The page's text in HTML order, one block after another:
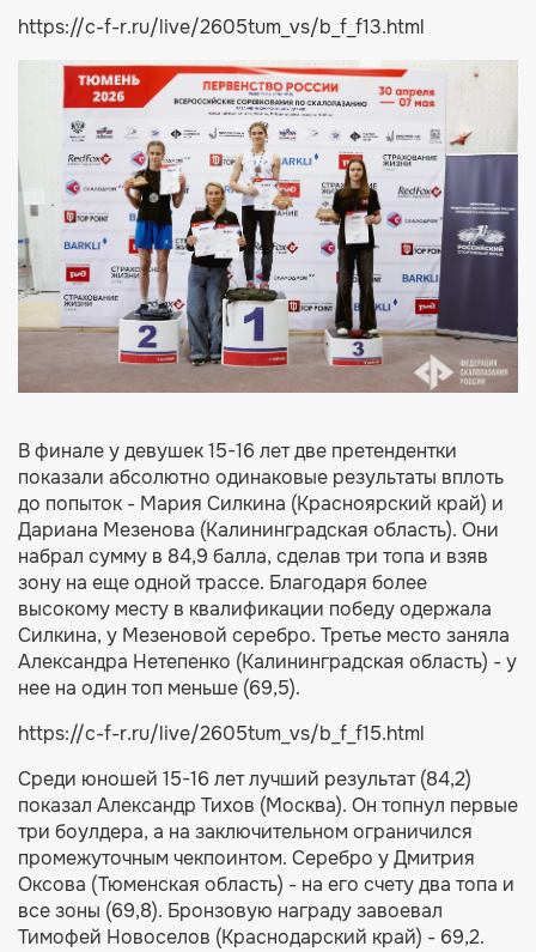
https://c-f-r.ru/live/2605tum_vs/b_f_f13.html
В финале у девушек 15-16 лет две претендентки
показали абсолютно одинаковые результаты вплоть
до попыток - Мария Силкина (Красноярский край) и
Дариана Мезенова (Калининградская область). Они
набрал сумму в 84,9 балла, сделав три топа и взяв
зону на еще одной трассе. Благодаря более
высокому месту в квалификации победу одержала
Силкина, у Мезеновой серебро. Третье место заняла
Александра Нетепенко (Калининградская область) - у
нее на один топ меньше (69,5).
https://c-f-r.ru/live/2605tum_vs/b_f_f15.html
Среди юношей 15-16 лет лучший результат (84,2)
показал Александр Тихов (Москва). Он топнул первые
три боулдера, а на заключительном ограничился
промежуточным чекпоинтом. Серебро у Дмитрия
Оксова (Тюменская область) - на его счету два топа и
все зоны (69,8). Бронзовую награду завоевал
Тимофей Новоселов (Краснодарский край) - 69,2.